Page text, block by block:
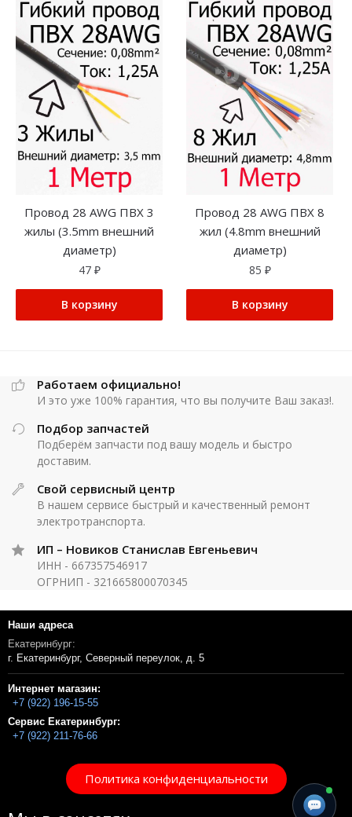
Провод 28 AWG ПВX 3
жилы (3.5mm внешний
диаметр)
47 ₽
В корзину
Провод 28 AWG ПВX 8
жил (4.8mm внешний
диаметр)
85 ₽
В корзину
Работаем официально!
И это уже 100% гарантия, что вы получите Ваш заказ!.
Подбор запчастей
Подберём запчасти под вашу модель и быстро
доставим.
Свой сервисный центр
В нашем сервисе быстрый и качественный ремонт
электротранспорта.
ИП – Новиков Станислав Евгеньевич
ИНН - 667357546917
ОГРНИП - 321665800070345
Наши адреса
Екатеринбург:
г. Екатеринбург, Северный переулок, д. 5
Интернет магазин:
+7 (922) 196-15-55
Сервис Екатеринбург:
+7 (922) 211-76-66
Политика конфиденциальности